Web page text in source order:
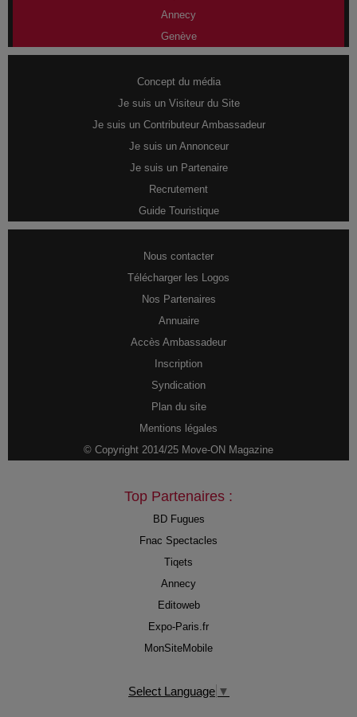
Annecy
Genève
Concept du média
Je suis un Visiteur du Site
Je suis un Contributeur Ambassadeur
Je suis un Annonceur
Je suis un Partenaire
Recrutement
Guide Touristique
Nous contacter
Télécharger les Logos
Nos Partenaires
Annuaire
Accès Ambassadeur
Inscription
Syndication
Plan du site
Mentions légales
© Copyright 2014/25 Move-ON Magazine
Top Partenaires :
BD Fugues
Fnac Spectacles
Tiqets
Annecy
Editoweb
Expo-Paris.fr
MonSiteMobile
Select Language ▼